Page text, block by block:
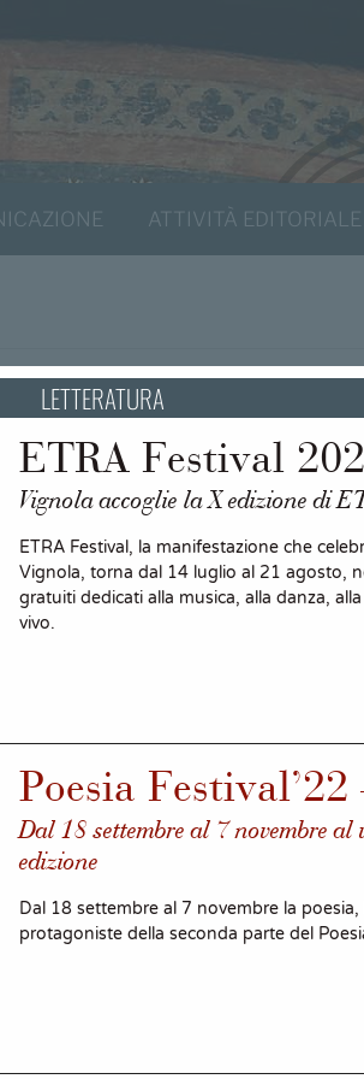
ATTIVITÀ EDITORIALE
LETTERATURA
ETRA Festival
Vignola accoglie la X edizione di
ETRA Festival, la manifestazione che
Vignola, torna dal 14 luglio al 21 agosto,
gratuiti dedicati alla musica, alla danza,
vivo.
Poesia
Dal 18 settembre al 7 novembre al
edizione
Dal 18 settembre al 7 novembre la
protagoniste della seconda parte del